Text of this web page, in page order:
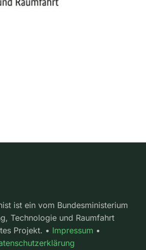
ist ein vom Bundesministerium
Technologie und Raumfahrt
Projekt. • Impressum •